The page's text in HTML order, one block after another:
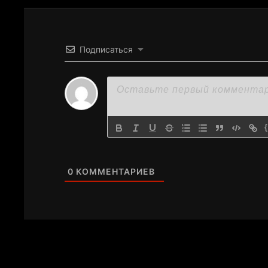
Подписаться
0 КОММЕНТАРИЕВ